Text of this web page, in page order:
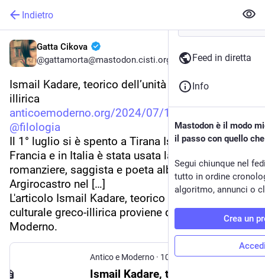
Indietro
Gatta Cikova
@gattamorta@mastodon.cisti.org
Ismail Kadare, teorico dell’unità culturale greco-
illirica
anticoemoderno.org/2024/07/10/
@filologia
Il 1° luglio si è spento a Tirana Ismail Kadare (in
Francia e in Italia è stata usata la grafia Kadaré),
romanziere, saggista e poeta albanese nato ad
Argirocastro nel […]
L'articolo Ismail Kadare, teorico dell’unità
culturale greco-illirica proviene da Antico e
Moderno.
Antico e Moderno · 10 lug 2024
Feed in diretta
Info
Mastodon è il modo
il passo con quello
Segui chiunque nel
tutto in ordine
algoritmo, annunci o
Crea un